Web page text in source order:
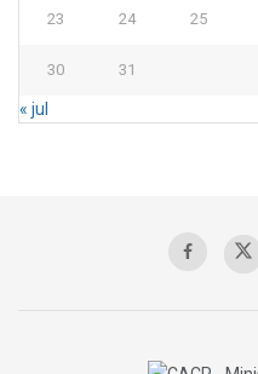
23 24 25
30 31
« jul